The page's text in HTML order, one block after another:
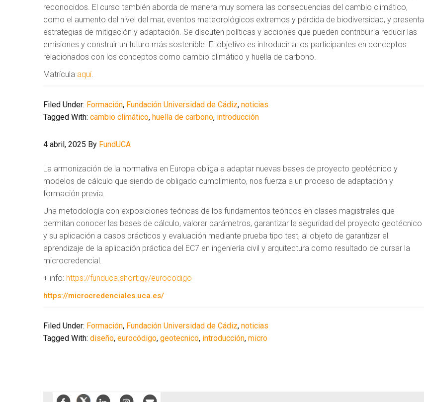
reconocidos. El curso también aborda de manera muy somera las consecuencias del cambio climático,
como el aumento del nivel del mar, eventos meteorológicos extremos y pérdida de biodiversidad, y presenta
estrategias de mitigación y adaptación. Se discuten políticas y acciones que pueden contribuir a reducir las
emisiones y construir un futuro más sostenible. El objetivo es introducir a los participantes en conceptos
relacionados con los conceptos como cambio climático y huella de carbono.
Matrícula aquí.
Filed Under: Formación, Fundación Universidad de Cádiz, noticias
Tagged With: cambio climático, huella de carbono, introducción
4 abril, 2025 By FundUCA
La armonización de la normativa en Europa obliga a adaptar nuevas bases de proyecto geotécnico y
modelos de cálculo que siendo de obligado cumplimiento, nos fuerza a un proceso de adaptación y
formación previa.
Una metodología con exposiciones teóricas de los fundamentos teóricos en clases magistrales que
permitan conocer las bases de cálculo, valorar parámetros, garantizar la seguridad del proyecto geotécnico
y su aplicación a casos prácticos y evaluación mediante prueba tipo test, al objeto de garantizar el
aprendizaje de la aplicación práctica del EC7 en ingeniería civil y arquitectura como resultado de cursar la
microcredencial.
+ info: https://funduca.short.gy/eurocodigo
https://microcredenciales.uca.es/
Filed Under: Formación, Fundación Universidad de Cádiz, noticias
Tagged With: diseño, eurocódigo, geotecnico, introducción, micro